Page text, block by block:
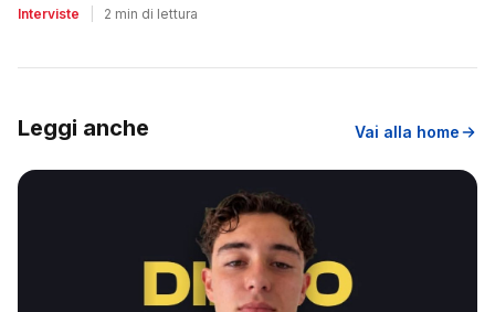
Interviste 2 min di lettura
Leggi anche Vai alla home